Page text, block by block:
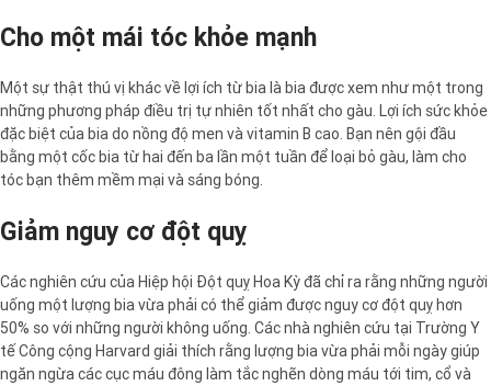
Cho một mái tóc khỏe mạnh
Một sự thật thú vị khác về lợi ích từ bia là bia được xem như một trong
những phương pháp điều trị tự nhiên tốt nhất cho gàu. Lợi ích sức khỏe
đặc biệt của bia do nồng độ men và vitamin B cao. Bạn nên gội đầu
bằng một cốc bia từ hai đến ba lần một tuần để loại bỏ gàu, làm cho
tóc bạn thêm mềm mại và sáng bóng.
Giảm nguy cơ đột quỵ
Các nghiên cứu của Hiệp hội Đột quỵ Hoa Kỳ đã chỉ ra rằng những người
uống một lượng bia vừa phải có thể giảm được nguy cơ đột quỵ hơn
50% so với những người không uống. Các nhà nghiên cứu tại Trường Y
tế Công cộng Harvard giải thích rằng lượng bia vừa phải mỗi ngày giúp
ngăn ngừa các cục máu đông làm tắc nghẽn dòng máu tới tim, cổ và